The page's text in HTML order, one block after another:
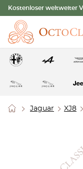
Kostenloser weltweiter
Jaguar XJ8